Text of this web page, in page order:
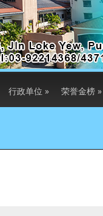
行政单位 » 荣誉金榜 »